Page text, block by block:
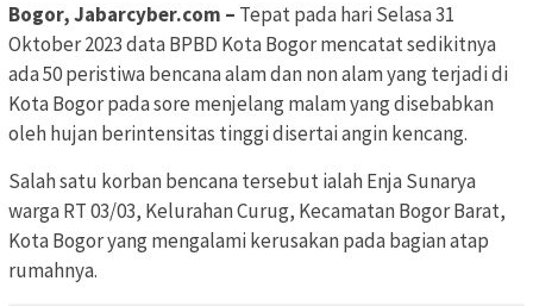
Bogor, Jabarcyber.com – Tepat pada hari Selasa 31
Oktober 2023 data BPBD Kota Bogor mencatat sedikitnya
ada 50 peristiwa bencana alam dan non alam yang terjadi di
Kota Bogor pada sore menjelang malam yang disebabkan
oleh hujan berintensitas tinggi disertai angin kencang.
Salah satu korban bencana tersebut ialah Enja Sunarya
warga RT 03/03, Kelurahan Curug, Kecamatan Bogor Barat,
Kota Bogor yang mengalami kerusakan pada bagian atap
rumahnya.